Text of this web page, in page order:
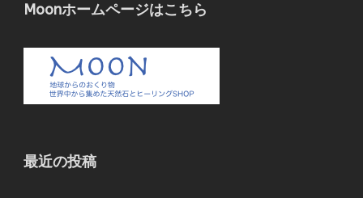
Moonホームページはこちら
最近の投稿